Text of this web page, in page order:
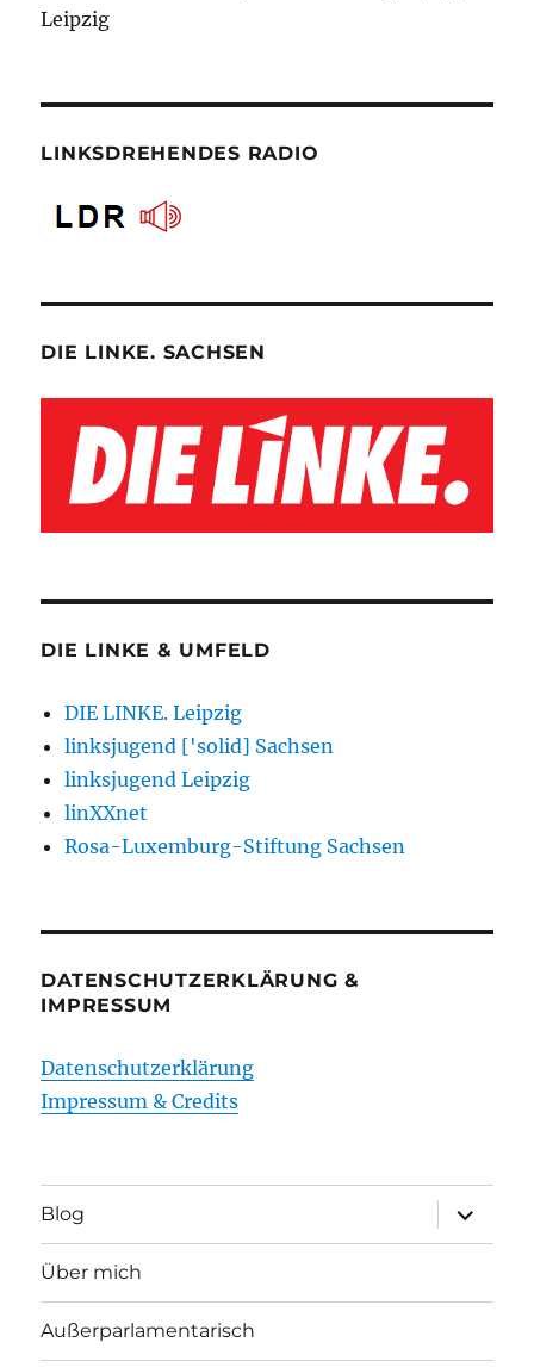
Leipzig
LINKSDREHENDES RADIO
DIE LINKE. SACHSEN
DIE LINKE & UMFELD
DIE LINKE. Leipzig
linksjugend ['solid] Sachsen
linksjugend Leipzig
linXXnet
Rosa-Luxemburg-Stiftung Sachsen
DATENSCHUTZERKLÄRUNG &
IMPRESSUM
Datenschutzerklärung
Impressum & Credits
Blog
öffnen
Über mich
Außerparlamentarisch